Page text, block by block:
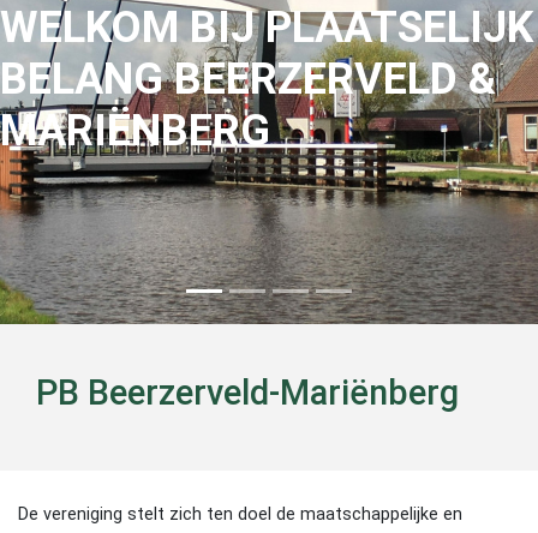
WELKOM BIJ PLAATSELIJK
BELANG BEERZERVELD &
MARIËNBERG
PB Beerzerveld-Mariënberg
De vereniging stelt zich ten doel de maatschappelijke en